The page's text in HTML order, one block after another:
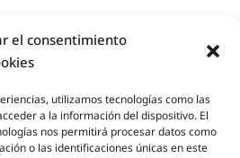
el consentimiento
utilizamos tecnologías como las
a la información del dispositivo. El
nos permitirá procesar datos como
o las identificaciones únicas en este